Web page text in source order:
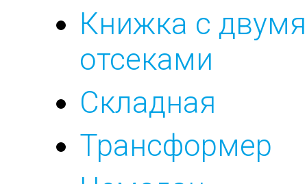
Книжка с двумя
отсеками
Складная
Трансформер